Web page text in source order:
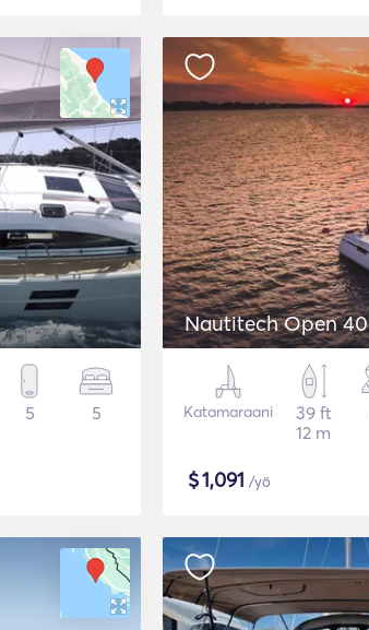
5 5
Nautitech Open 40
Katamaraani
39 ft
12 m
$1,091 /yö